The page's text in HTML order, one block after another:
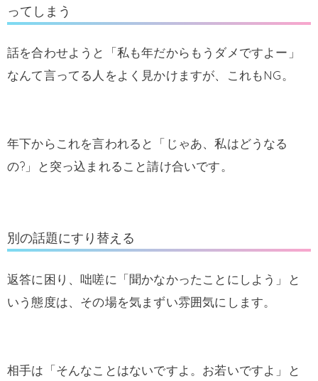
ってしまう
話を合わせようと「私も年だからもうダメですよー」
なんて言ってる人をよく見かけますが、これもNG。
年下からこれを言われると「じゃあ、私はどうなる
の?」と突っ込まれること請け合いです。
別の話題にすり替える
返答に困り、咄嗟に「聞かなかったことにしよう」と
いう態度は、その場を気まずい雰囲気にします。
相手は「そんなことはないですよ。お若いですよ」と